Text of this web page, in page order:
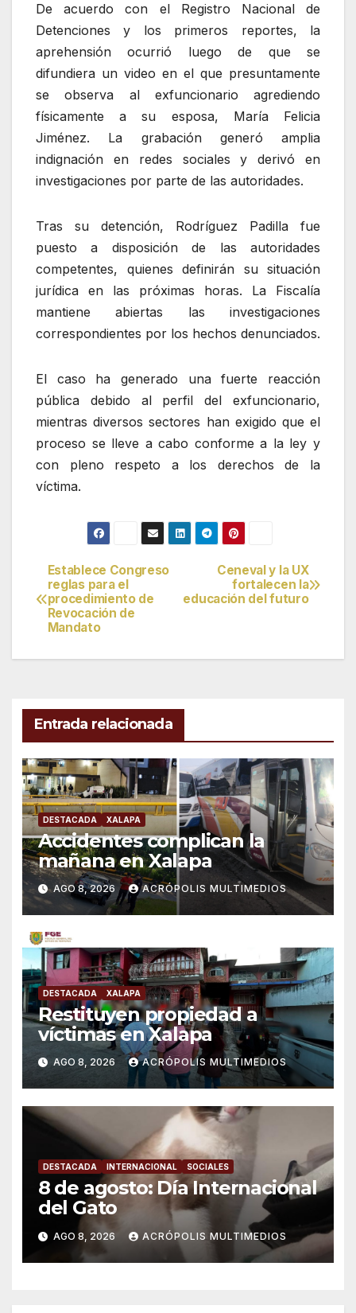
De acuerdo con el Registro Nacional de
Detenciones y los primeros reportes, la
aprehensión ocurrió luego de que se
difundiera un video en el que presuntamente
se observa al exfuncionario agrediendo
físicamente a su esposa, María Felicia
Jiménez. La grabación generó amplia
indignación en redes sociales y derivó en
investigaciones por parte de las autoridades.
Tras su detención, Rodríguez Padilla fue
puesto a disposición de las autoridades
competentes, quienes definirán su situación
jurídica en las próximas horas. La Fiscalía
mantiene abiertas las investigaciones
correspondientes por los hechos denunciados.
El caso ha generado una fuerte reacción
pública debido al perfil del exfuncionario,
mientras diversos sectores han exigido que el
proceso se lleve a cabo conforme a la ley y
con pleno respeto a los derechos de la
víctima.
Navegación
de
Ceneval y la UX
fortalecen la
educación del futuro
Establece Congreso
reglas para el
procedimiento de
Revocación de
Mandato
Entrada relacionada
DESTACADA XALAPA
Accidentes complican la
mañana en Xalapa
AGO 8, 2026 ACRÓPOLIS MULTIMEDIOS
DESTACADA XALAPA
Restituyen propiedad a
víctimas en Xalapa
AGO 8, 2026 ACRÓPOLIS MULTIMEDIOS
DESTACADA INTERNACIONAL SOCIALES
8 de agosto: Día Internacional
del Gato
AGO 8, 2026 ACRÓPOLIS MULTIMEDIOS